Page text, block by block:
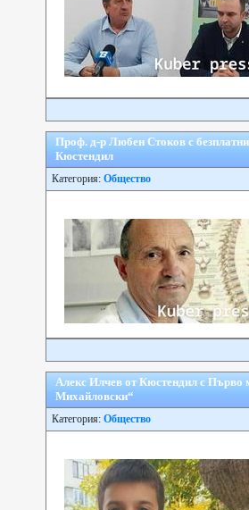
Проф. д-р Любен Стоков с
Кюстендил
Категория: Общество
Алекс Илчев от Кюстендил с Първо
Михайловски“
Категория: Общество